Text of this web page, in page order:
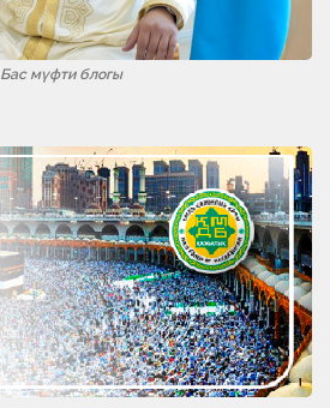
Бас мүфти блогы